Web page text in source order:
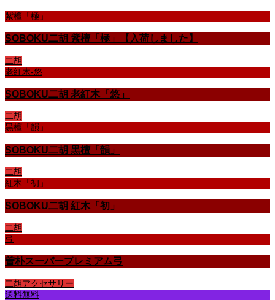
紫檀「極」
SOBOKU二胡 紫檀「極」【入荷しました】
二胡
老紅木-悠
SOBOKU二胡 老紅木「悠」
二胡
黒檀「韻」
SOBOKU二胡 黒檀「韻」
二胡
紅木「初」
SOBOKU二胡 紅木「初」
二胡
弓
曽朴スーパープレミアム弓
二胡アクセサリー
送料無料